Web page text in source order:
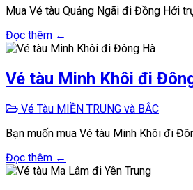
Mua Vé tàu Quảng Ngãi đi Đồng Hới
Đọc thêm ←
Vé tàu Minh Khôi đi
Vé Tàu MIỀN TRUNG và BẮC
Bạn muốn mua Vé tàu Minh Khôi đi
Đọc thêm ←